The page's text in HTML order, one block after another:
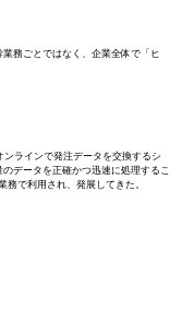
務ごとではなく、企業全体で「ヒ
ラインで発注データを交換するシ
データを正確かつ迅速に処理するこ
で利用され、発展してきた。